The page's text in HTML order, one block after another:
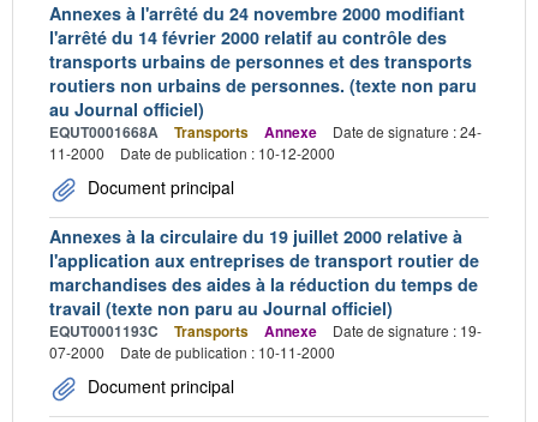
Annexes à l'arrêté du 24 novembre 2000 modifiant
l'arrêté du 14 février 2000 relatif au contrôle des
transports urbains de personnes et des transports
routiers non urbains de personnes. (texte non paru
au Journal officiel)
EQUT0001668A Transports Annexe
Date de signature : 24-
11-2000
Date de publication : 10-12-2000
Document principal
Annexes à la circulaire du 19 juillet 2000 relative à
l'application aux entreprises de transport routier de
marchandises des aides à la réduction du temps de
travail (texte non paru au Journal officiel)
EQUT0001193C Transports Annexe
Date de signature : 19-
07-2000
Date de publication : 10-11-2000
Document principal